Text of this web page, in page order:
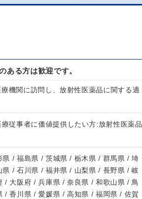
ある方は歓迎です。
機関に訪問し、放射性医薬品に関する適
従事者に価値提供したい方:放射性医薬品
/ 福島県 / 茨城県 / 栃木県 / 群馬県 / 埼
/ 石川県 / 福井県 / 山梨県 / 長野県 / 岐
/ 大阪府 / 兵庫県 / 奈良県 / 和歌山県 / 鳥
/ 香川県 / 愛媛県 / 高知県 / 福岡県 / 佐賀